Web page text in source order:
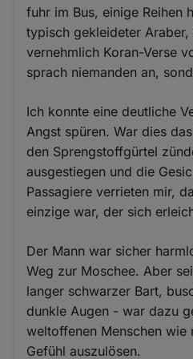
fuhr im Bus, einige Reihen
typisch gekleideter Araber,
vernehmlich Koran-Verse
sprach niemanden an,
Ich konnte eine deutliche
Angst spüren. War dies
den Sprengstoffgürtel
ausgestiegen und die
Passagiere verrieten mir,
einzige war, der sich
Der Mann war sicher
Weg zur Moschee. Aber
langer schwarzer Bart,
dunkle Augen - war dazu
weltoffenen Menschen wie
Gefühl auszulösen.